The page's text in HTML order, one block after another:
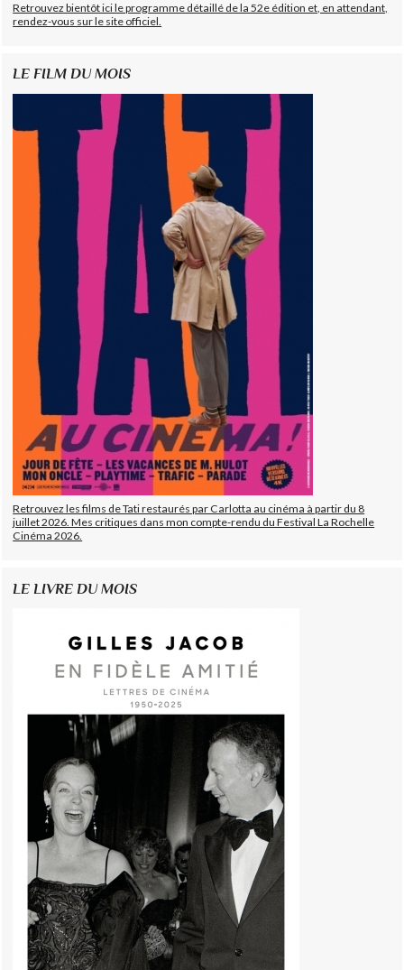
Retrouvez bientôt ici le programme détaillé de la 52e édition et, en attendant,
rendez-vous sur le site officiel.
LE FILM DU MOIS
Retrouvez les films de Tati restaurés par Carlotta au cinéma à partir du 8
juillet 2026. Mes critiques dans mon compte-rendu du Festival La Rochelle
Cinéma 2026.
LE LIVRE DU MOIS